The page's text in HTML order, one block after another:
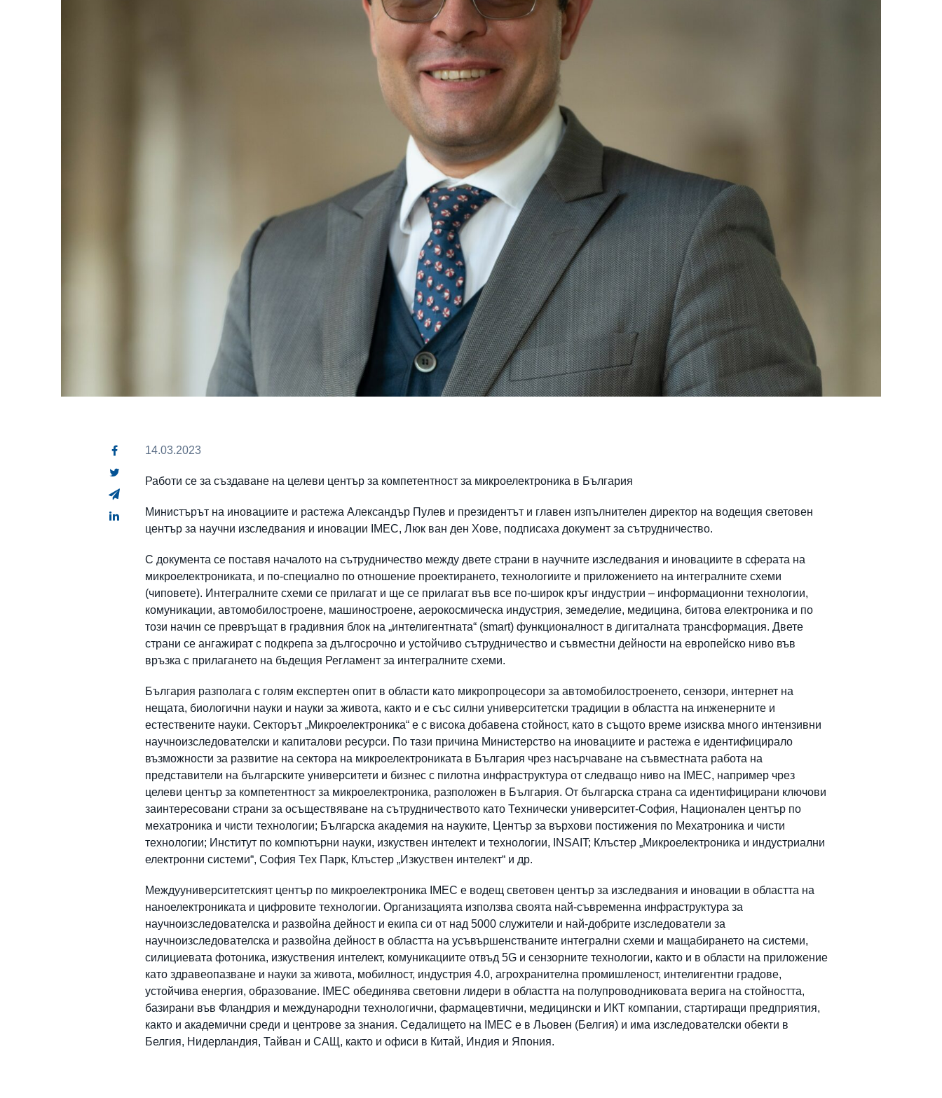
14.03.2023
Работи се за създаване на целеви център за компетентност за микроелектроника в България
Министърът на иновациите и растежа Александър Пулев и президентът и главен изпълнителен директор на водещия световен
център за научни изследвания и иновации IMEC, Люк ван ден Хове, подписаха документ за сътрудничество.
С документа се поставя началото на сътрудничество между двете страни в научните изследвания и иновациите в сферата на
микроелектрониката, и по-специално по отношение проектирането, технологиите и приложението на интегралните схеми
(чиповете). Интегралните схеми се прилагат и ще се прилагат във все по-широк кръг индустрии – информационни технологии,
комуникации, автомобилостроене, машиностроене, аерокосмическа индустрия, земеделие, медицина, битова електроника и по
този начин се превръщат в градивния блок на „интелигентната“ (smart) функционалност в дигиталната трансформация. Двете
страни се ангажират с подкрепа за дългосрочно и устойчиво сътрудничество и съвместни дейности на европейско ниво във
връзка с прилагането на бъдещия Регламент за интегралните схеми.
България разполага с голям експертен опит в области като микропроцесори за автомобилостроенето, сензори, интернет на
нещата, биологични науки и науки за живота, както и е със силни университетски традиции в областта на инженерните и
естествените науки. Секторът „Микроелектроника“ е с висока добавена стойност, като в същото време изисква много интензивни
научноизследователски и капиталови ресурси. По тази причина Министерство на иновациите и растежа е идентифицирало
възможности за развитие на сектора на микроелектрониката в България чрез насърчаване на съвместната работа на
представители на българските университети и бизнес с пилотна инфраструктура от следващо ниво на IMEC, например чрез
целеви център за компетентност за микроелектроника, разположен в България. От българска страна са идентифицирани ключови
заинтересовани страни за осъществяване на сътрудничеството като Технически университет-София, Национален център по
мехатроника и чисти технологии; Българска академия на науките, Център за върхови постижения по Мехатроника и чисти
технологии; Институт по компютърни науки, изкуствен интелект и технологии, INSAIT; Клъстер „Микроелектроника и индустриални
електронни системи“, София Тех Парк, Клъстер „Изкуствен интелект“ и др.
Междууниверситетският център по микроелектроника IMEC е водещ световен център за изследвания и иновации в областта на
наноелектрониката и цифровите технологии. Организацията използва своята най-съвременна инфраструктура за
научноизследователска и развойна дейност и екипа си от над 5000 служители и най-добрите изследователи за
научноизследователска и развойна дейност в областта на усъвършенстваните интегрални схеми и мащабирането на системи,
силициевата фотоника, изкуствения интелект, комуникациите отвъд 5G и сензорните технологии, както и в области на приложение
като здравеопазване и науки за живота, мобилност, индустрия 4.0, агрохранителна промишленост, интелигентни градове,
устойчива енергия, образование. IMEC обединява световни лидери в областта на полупроводниковата верига на стойността,
базирани във Фландрия и международни технологични, фармацевтични, медицински и ИКТ компании, стартиращи предприятия,
както и академични среди и центрове за знания. Седалището на IMEC е в Льовен (Белгия) и има изследователски обекти в
Белгия, Нидерландия, Тайван и САЩ, както и офиси в Китай, Индия и Япония.